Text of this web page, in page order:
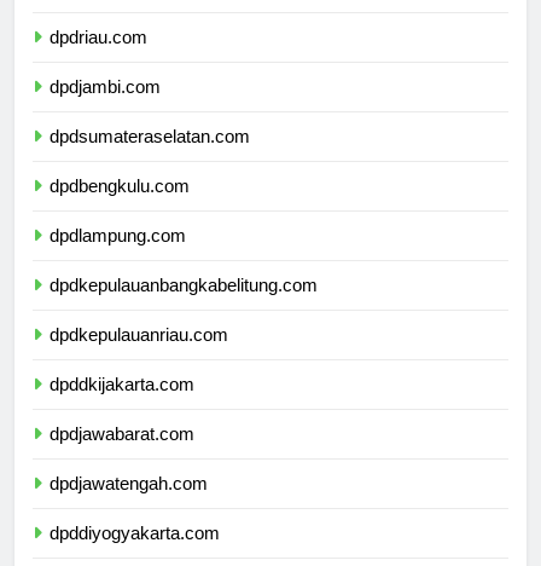
dpdriau.com
dpdjambi.com
dpdsumateraselatan.com
dpdbengkulu.com
dpdlampung.com
dpdkepulauanbangkabelitung.com
dpdkepulauanriau.com
dpddkijakarta.com
dpdjawabarat.com
dpdjawatengah.com
dpddiyogyakarta.com